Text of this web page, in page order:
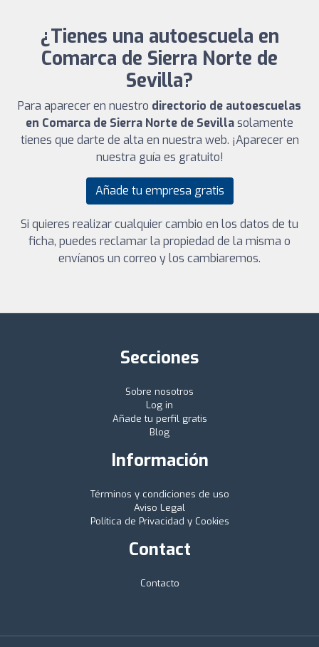
¿Tienes una autoescuela en
Comarca de Sierra Norte de
Sevilla?
Para aparecer en nuestro directorio de autoescuelas
en Comarca de Sierra Norte de Sevillasolamente
tienes que darte de alta en nuestra web. ¡Aparecer en
nuestra guía es gratuito!
Añade tu empresa gratis
Si quieres realizar cualquier cambio en los datos de tu
ficha, puedes reclamar la propiedad de la misma o
envíanos un correo y los cambiaremos.
Secciones
Sobre nosotros
Log in
Añade tu perfil gratis
Blog
Información
Términos y condiciones de uso
Aviso Legal
Política de Privacidad y Cookies
Contact
Contacto